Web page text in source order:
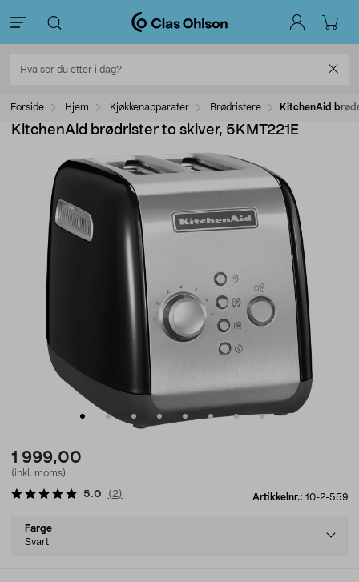
Forside Hjem Kjøkkenapparater Brødristere KitchenAid
KitchenAid brødrister to skiver, 5KMT221E
1 999,00
(inkl. moms)
Artikkelnr.: 10-2-559
5.0 ( 2)
Select
variant
Farge
Svart